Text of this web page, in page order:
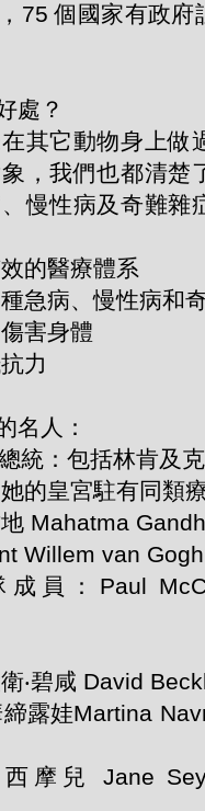
75 個國家有政府
處？
其它動物身上做
，我們也都清楚
慢性病及奇難雜
的醫療體系
急病、慢性病和
害身體
力
名人：
統：包括林肯及
的皇宮駐有同類
Mahatma
Willem van Gogh
員：Paul
‧碧咸 David
露娃Martina
摩兒 Jane